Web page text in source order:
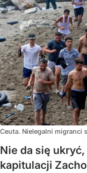
Ceuta. Nielegalni migranci
Nie da się
kapitulacji